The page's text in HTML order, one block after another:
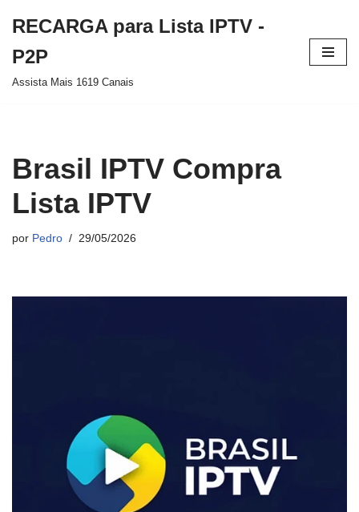
para
o
RECARGA para Lista IPTV -
P2P
Assista Mais 1619 Canais
Brasil IPTV Compra
Lista IPTV
por Pedro 29/05/2026